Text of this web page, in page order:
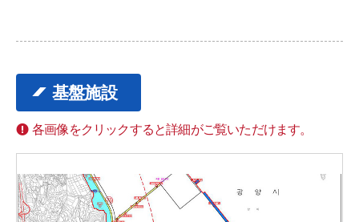
基盤施設
各画像をクリックすると詳細がご覧いただけます。